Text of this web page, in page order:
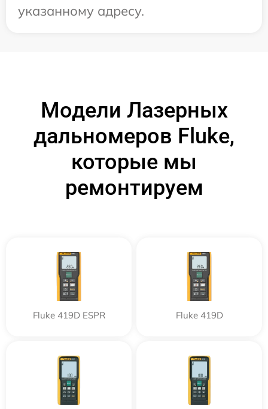
указанному адресу.
Модели Лазерных
дальномеров Fluke,
которые мы
ремонтируем
Fluke 419D ESPR Fluke 419D